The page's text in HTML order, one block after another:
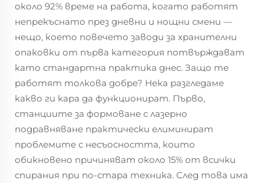
около 92% време на работа, когато работят
непрекъснато през дневни и нощни смени —
нещо, което повечето заводи за хранителни
опаковки от първа категория потвърждават
като стандартна практика днес. Защо те
работят толкова добре? Нека разгледаме
какво ги кара да функционират. Първо,
станциите за формоване с лазерно
подравняване практически елиминират
проблемите с несъосността, които
обикновено причиняват около 15% от всички
спирания при по-стара техника. След това има